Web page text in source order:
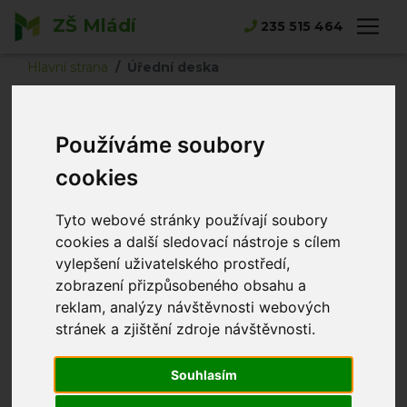
Používáme soubory
cookies
Tyto webové stránky používají soubory
cookies a další sledovací nástroje s cílem
vylepšení uživatelského prostředí,
zobrazení přizpůsobeného obsahu a
reklam, analýzy návštěvnosti webových
stránek a zjištění zdroje návštěvnosti.
Souhlasím
ZŠ Mládí 235 515 464
Hlavní strana Úřední deska
Publicita aktuálně probíhajících projektů:
Primární prevence ve školách MČ Praha 13(2025)
Zakoupení digitálních technologií a vybavení na
podporu digitální gramotnosti a zavedení nových
vzdělávacích
programů v oblasti IT (digitální učební pomůcky
Zakoupení IT zařízení do školního fondu mobilních
digitálních zařízení pro znevýhodněné žáky